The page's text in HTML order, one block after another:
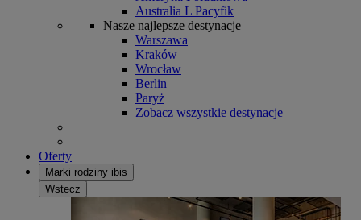
Australia L Pacyfik
Nasze najlepsze destynacje
Warszawa
Kraków
Wrocław
Berlin
Paryż
Zobacz wszystkie destynacje
Oferty
Marki rodziny ibis
Wstecz